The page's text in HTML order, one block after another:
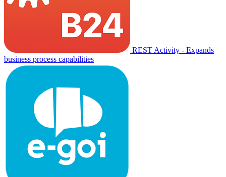
REST Activity - Expands
business process capabilities